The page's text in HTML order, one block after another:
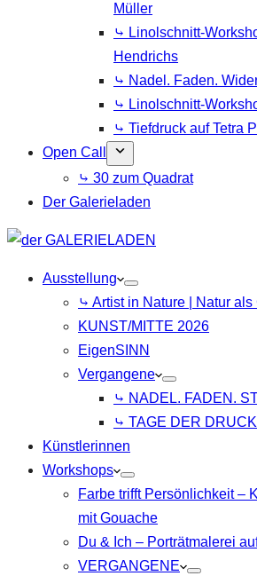
Müller
⤷ Linolschnitt-
Hendrichs
⤷ Nadel. Faden.
⤷ Linolschnitt-
⤷ Tiefdruck auf Tetra
Open Call
⤷ 30 zum Quadrat
Der Galerieladen
Ausstellung
⤷ Artist in Nature | Natur als
KUNST/MITTE 2026
EigenSINN
Vergangene
⤷ NADEL. FADEN.
⤷ TAGE DER
Künstlerinnen
Workshops
Farbe trifft Persönlichkeit –
mit Gouache
Du & Ich – Porträtmalerei
VERGANGENE